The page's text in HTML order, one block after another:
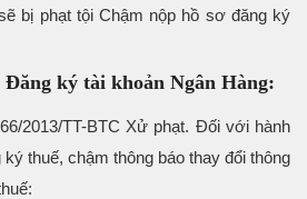
bị phạt tội Chậm nộp hồ sơ đăng ký
ký tài khoản Ngân Hàng:
2013/TT-BTC Xử phạt. Đối với hành
thuế, chậm thông báo thay đổi thông